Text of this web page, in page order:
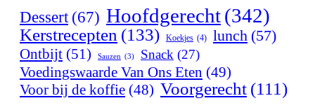
Dessert (67) Hoofdgerecht(342)
Kerstrecepten (133) Koekjes (4) lunch (57)
Ontbijt (51) Sauzen (3) Snack (27)
Voedingswaarde Van Ons Eten (49)
Voor bij de koffie (48) Voorgerecht (111)